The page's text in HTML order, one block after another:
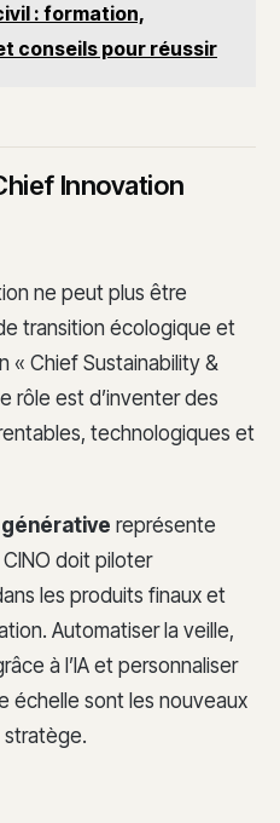
: formation,
conseils pour réussir
Innovation
ne peut plus être
transition écologique et
« Chief Sustainability &
rôle est d’inventer des
technologiques et
représente
doit piloter
les produits finaux et
Automatiser la veille,
à l’IA et personnaliser
échelle sont les nouveaux
stratège.